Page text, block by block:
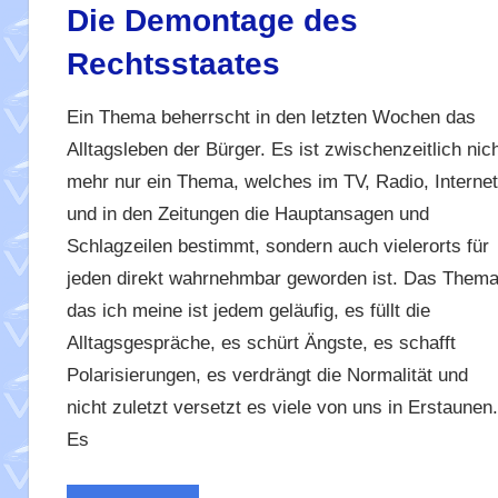
Die Demontage des
Rechtsstaates
Ein Thema beherrscht in den letzten Wochen das
Alltagsleben der Bürger. Es ist zwischenzeitlich
mehr nur ein Thema, welches im TV, Radio, Internet
und in den Zeitungen die Hauptansagen und
Schlagzeilen bestimmt, sondern auch vielerorts für
jeden direkt wahrnehmbar geworden ist. Das
das ich meine ist jedem geläufig, es füllt die
Alltagsgespräche, es schürt Ängste, es schafft
Polarisierungen, es verdrängt die Normalität und
nicht zuletzt versetzt es viele von uns in Erstaunen.
Es